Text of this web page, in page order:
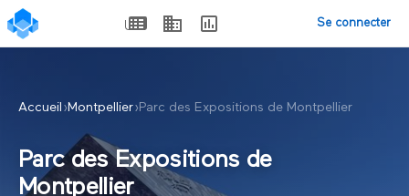
Se connecter
Accueil ›Montpellier›Parc des Expositions de Montpellier
Parc des Expositions de
Montpellier